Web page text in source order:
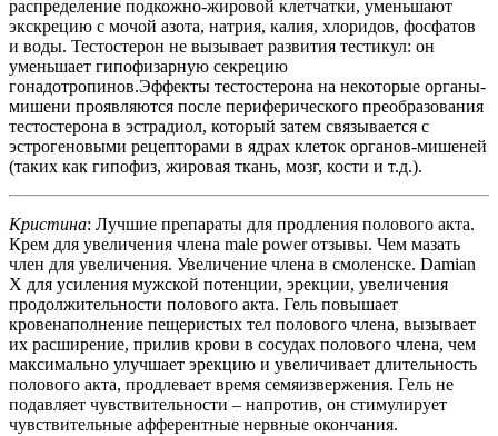
распределение подкожно-жировой клетчатки, уменьшают
экскрецию с мочой азота, натрия, калия, хлоридов, фосфатов
и воды. Тестостерон не вызывает развития тестикул: он
уменьшает гипофизарную секрецию
гонадотропинов.Эффекты тестостерона на некоторые органы-
мишени проявляются после периферического преобразования
тестостерона в эстрадиол, который затем связывается с
эстрогеновыми рецепторами в ядрах клеток органов-мишеней
(таких как гипофиз, жировая ткань, мозг, кости и т.д.).
Кристина: Лучшие препараты для продления полового акта.
Крем для увеличения члена male power отзывы. Чем мазать
член для увеличения. Увеличение члена в смоленске. Damian
X для усиления мужской потенции, эрекции, увеличения
продолжительности полового акта. Гель повышает
кровенаполнение пещеристых тел полового члена, вызывает
их расширение, прилив крови в сосудах полового члена, чем
максимально улучшает эрекцию и увеличивает длительность
полового акта, продлевает время семяизвержения. Гель не
подавляет чувствительности – напротив, он стимулирует
чувствительные афферентные нервные окончания.